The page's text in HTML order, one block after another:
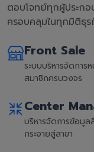
ตอบโจทย์ทุกผู้ประก
ครอบคลุมในทุกมิติธุ
Front Sale
ระบบบริหารจัดการ
สมาชิกครบวงจร
Center
บริหารจัดการข้อมูล
กระจายสู่สาขา